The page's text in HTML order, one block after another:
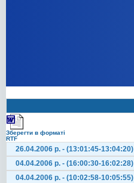
Зберегти в форматі
RTF
26.04.2006 р. - (13:01:45-13:04:20)
04.04.2006 р. - (16:00:30-16:02:28)
04.04.2006 р. - (10:02:58-10:05:55)